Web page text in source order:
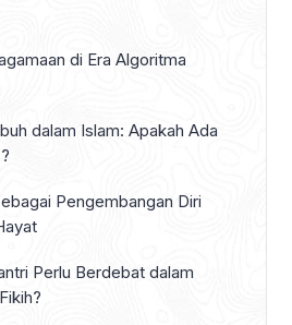
di Era Algoritma
dalam Islam: Apakah Ada
Pengembangan Diri
Perlu Berdebat dalam